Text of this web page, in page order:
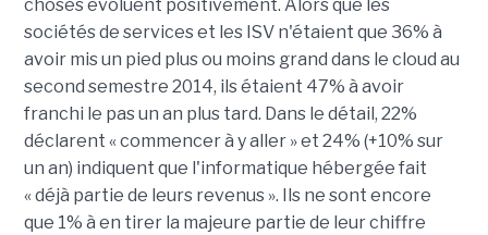
choses évoluent positivement. Alors que les
sociétés de services et les ISV n'étaient que 36% à
avoir mis un pied plus ou moins grand dans le cloud au
second semestre 2014, ils étaient 47% à avoir
franchi le pas un an plus tard. Dans le détail, 22%
déclarent « commencer à y aller » et 24% (+10% sur
un an) indiquent que l'informatique hébergée fait
« déjà partie de leurs revenus ». Ils ne sont encore
que 1% à en tirer la majeure partie de leur chiffre